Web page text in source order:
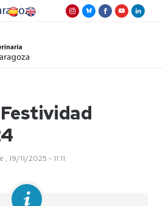
, 19/11/2025 - 11:11